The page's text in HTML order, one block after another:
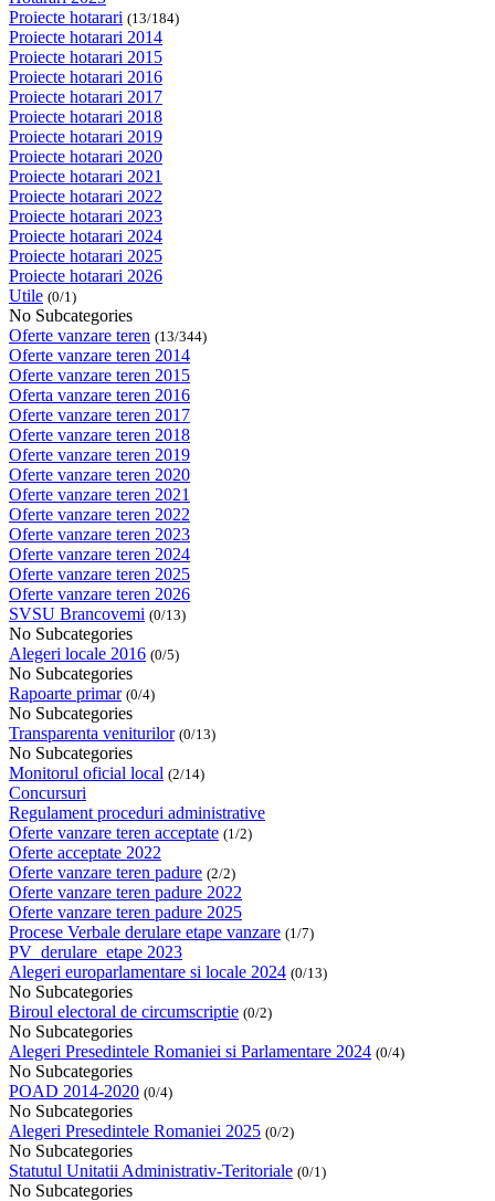
Proiecte hotarari (13/184)
Proiecte hotarari 2014
Proiecte hotarari 2015
Proiecte hotarari 2016
Proiecte hotarari 2017
Proiecte hotarari 2018
Proiecte hotarari 2019
Proiecte hotarari 2020
Proiecte hotarari 2021
Proiecte hotarari 2022
Proiecte hotarari 2023
Proiecte hotarari 2024
Proiecte hotarari 2025
Proiecte hotarari 2026
Utile (0/1)
No Subcategories
Oferte vanzare teren (13/344)
Oferte vanzare teren 2014
Oferte vanzare teren 2015
Oferta vanzare teren 2016
Oferte vanzare teren 2017
Oferte vanzare teren 2018
Oferte vanzare teren 2019
Oferte vanzare teren 2020
Oferte vanzare teren 2021
Oferte vanzare teren 2022
Oferte vanzare teren 2023
Oferte vanzare teren 2024
Oferte vanzare teren 2025
Oferte vanzare teren 2026
SVSU Brancovemi (0/13)
No Subcategories
Alegeri locale 2016 (0/5)
No Subcategories
Rapoarte primar (0/4)
No Subcategories
Transparenta veniturilor (0/13)
No Subcategories
Monitorul oficial local (2/14)
Concursuri
Regulament proceduri administrative
Oferte vanzare teren acceptate (1/2)
Oferte acceptate 2022
Oferte vanzare teren padure (2/2)
Oferte vanzare teren padure 2022
Oferte vanzare teren padure 2025
Procese Verbale derulare etape vanzare (1/7)
PV_derulare_etape 2023
Alegeri europarlamentare si locale 2024 (0/13)
No Subcategories
Biroul electoral de circumscriptie (0/2)
No Subcategories
Alegeri Presedintele Romaniei si Parlamentare 2024 (0/4)
No Subcategories
POAD 2014-2020 (0/4)
No Subcategories
Alegeri Presedintele Romaniei 2025 (0/2)
No Subcategories
Statutul Unitatii Administrativ-Teritoriale (0/1)
No Subcategories